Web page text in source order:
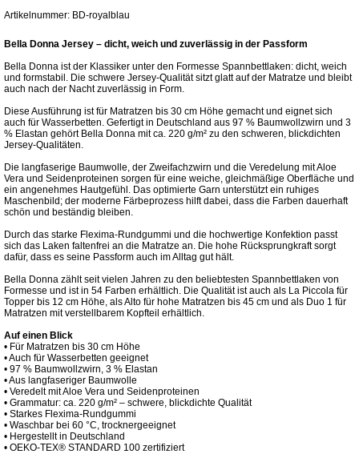
Artikelnummer: BD-royalblau
Bella Donna Jersey – dicht, weich und zuverlässig in der Passform
Bella Donna ist der Klassiker unter den Formesse Spannbettlaken: dicht, weich
und formstabil. Die schwere Jersey-Qualität sitzt glatt auf der Matratze und bleibt
auch nach der Nacht zuverlässig in Form.
Diese Ausführung ist für Matratzen bis 30 cm Höhe gemacht und eignet sich
auch für Wasserbetten. Gefertigt in Deutschland aus 97 % Baumwollzwirn und 3
% Elastan gehört Bella Donna mit ca. 220 g/m² zu den schweren, blickdichten
Jersey-Qualitäten.
Die langfaserige Baumwolle, der Zweifachzwirn und die Veredelung mit Aloe
Vera und Seidenproteinen sorgen für eine weiche, gleichmäßige Oberfläche und
ein angenehmes Hautgefühl. Das optimierte Garn unterstützt ein ruhiges
Maschenbild; der moderne Färbeprozess hilft dabei, dass die Farben dauerhaft
schön und beständig bleiben.
Durch das starke Flexima-Rundgummi und die hochwertige Konfektion passt
sich das Laken faltenfrei an die Matratze an. Die hohe Rücksprungkraft sorgt
dafür, dass es seine Passform auch im Alltag gut hält.
Bella Donna zählt seit vielen Jahren zu den beliebtesten Spannbettlaken von
Formesse und ist in 54 Farben erhältlich. Die Qualität ist auch als La Piccola für
Topper bis 12 cm Höhe, als Alto für hohe Matratzen bis 45 cm und als Duo 1 für
Matratzen mit verstellbarem Kopfteil erhältlich.
Auf einen Blick
• Für Matratzen bis 30 cm Höhe
• Auch für Wasserbetten geeignet
• 97 % Baumwollzwirn, 3 % Elastan
• Aus langfaseriger Baumwolle
• Veredelt mit Aloe Vera und Seidenproteinen
• Grammatur: ca. 220 g/m² – schwere, blickdichte Qualität
• Starkes Flexima-Rundgummi
• Waschbar bei 60 °C, trocknergeeignet
• Hergestellt in Deutschland
• OEKO-TEX® STANDARD 100 zertifiziert